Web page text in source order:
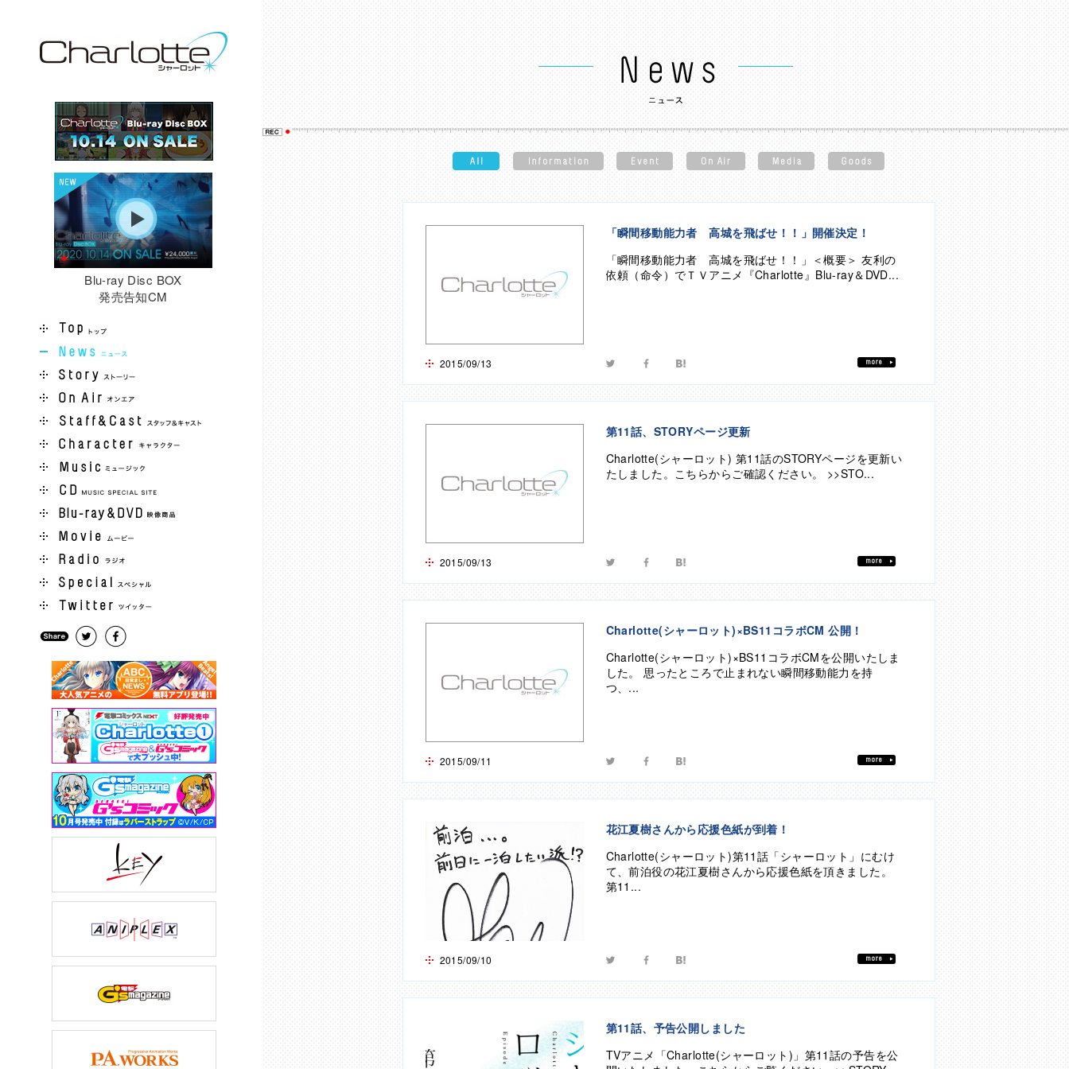
Blu-ray Disc BOX
発売告知CM
「瞬間移動能力者 高城を飛ばせ！！」開催決定！
2015/09/13
「瞬間移動能力者 高城を飛ばせ！！」＜概要＞ 友利の
依頼（命令）でＴＶアニメ『Charlotte』Blu-ray＆DVD...
twitter facebookhatebu
第11話、STORYページ更新
2015/09/13
Charlotte(シャーロット) 第11話のSTORYページを更新い
たしました。こちらからご確認ください。 >>STO...
twitter facebookhatebu
Charlotte(シャーロット)×BS11コラボCM 公開！
2015/09/11
Charlotte(シャーロット)×BS11コラボCMを公開いたしま
した。 思ったところで止まれない瞬間移動能力を持
つ、...
twitter facebookhatebu
花江夏樹さんから応援色紙が到着！
2015/09/10
Charlotte(シャーロット)第11話「シャーロット」にむけ
て、前泊役の花江夏樹さんから応援色紙を頂きました。
第11...
twitter facebookhatebu
第11話、予告公開しました
TVアニメ「Charlotte(シャーロット)」第11話の予告を公